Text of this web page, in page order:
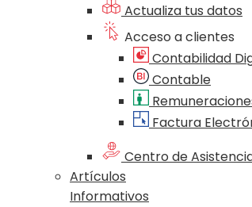
Actualiza tus datos
Acceso a clientes
Contabilidad
Contable
Factura
Centro de
Artículos
Informativos